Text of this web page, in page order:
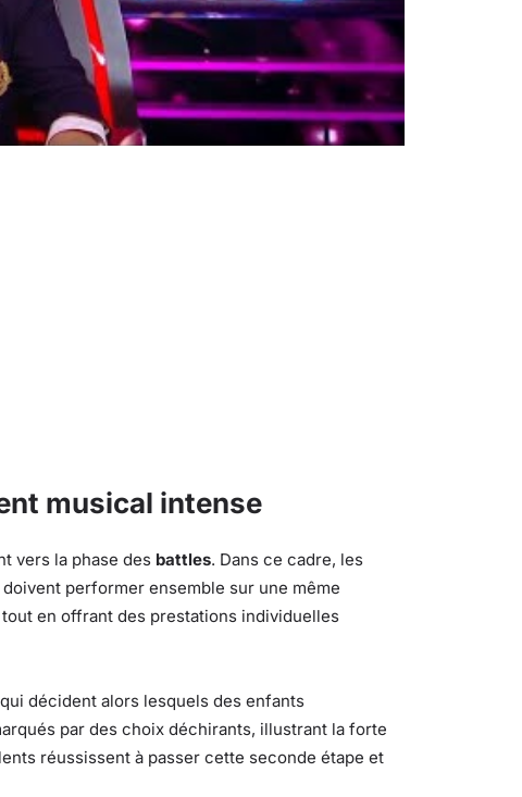
musical intense
vers la phase des battles. Dans ce cadre, les
performer ensemble sur une même
en offrant des prestations individuelles
décident alors lesquels des enfants
par des choix déchirants, illustrant la forte
réussissent à passer cette seconde étape et